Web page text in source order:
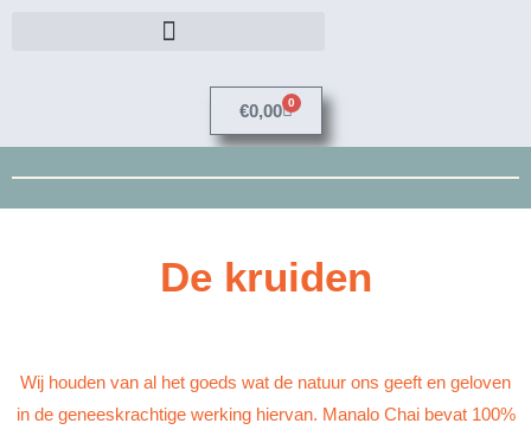
€0,00 0
Winkelwagen
De kruiden
Wij houden van al het goeds wat de natuur ons geeft en geloven
in de geneeskrachtige werking hiervan. Manalo Chai bevat 100%